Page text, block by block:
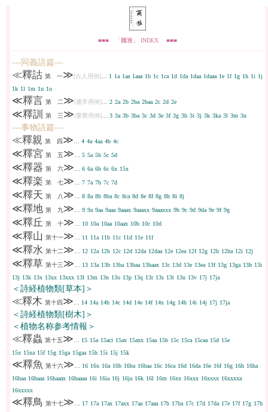
■■■ 「爾雅」 INDEX ■■■
---同義語篇---
≪釋詁 第 一≫[古人用例] 1 1a 1aa 1aaa 1b 1c 1ca 1d 1da 1daa 1daaa 1e 1f 1g 1h 1i 1j
1k 1l 1m 1n 1o
≪釋言 第 二≫[通常用例] 2 2a 2b 2ba 2baa 2c 2d 2e
≪釋訓 第 三≫[重畳用例] 3 3a 3b 3ba 3c 3d 3e 3f 3g 3h 3i 3j 3k 3ka 3l 3m 3n
---事物語篇---
≪釋親 第 四≫ 4 4a 4aa 4b 4c
≪釋宮 第 五≫ 5 5a 5b 5c 5d
≪釋器 第 六≫ 6 6a 6b 6c 6x 15x
≪釋楽 第 七≫ 7 7a 7b 7c 7d
≪釋天 第 八 ≫ 8 8a 8b 8ba 8c 8ca 8d 8e 8f 8g 8h 8i 8j
≪釋地 第 九≫ 9 9a 9aa 9aaa 9aaax 9aaaxx 9aaaxxx 9b 9c 9d 9da 9e 9f 9g
≪釋丘 第 十≫ 10 10a 10aa 10aax 10b 10c 10d
≪釋山 第十一≫ 11 11a 11b 11c 11d 11e 11f
≪釋水 第十二≫ 12 12a 12b 12c 12d 12da 12daa 12e 12ea 12f 12g 12h 12ha 12i 12j
≪釋草 第十三≫ 13 13a 13b 13ba 13baa 13baax 13c 13d 13e 13ea 13f 13g 13ga 13h 13i
13j 13k 13x 13xx 13xxx 13l 13m 13n 13o 13p 13q 13r 13s 13t 13u 13v 17j 17ja
＜詩経植物類[草本]＞
≪釋木 第十四≫ 14 14a 14b 14c 14d 14e 14f 14x 14g 14h 14i 14j 17j 17ja
＜詩経植物類[樹木]＞
＜植物名称参考情報＞
≪釋蟲 第十五≫ 15 15a 15aci 15ax 15axx 15aa 15b 15c 15ca 15caa 15d 15e
15x 15xa 15f 15g 15ga 15gaa 15h 15i 15j 15k
≪釋魚 第十六≫ 16 16x 16a 16b 16ba 16baa 16c 16ca 16d 16da 16e 16f 16g 16h 16ha
16haa 16haaa 16haaax 16haaaa 16i 16ia 16j 16ja 16k 16l 16m 16xx 16xxx 16xxxx 16xxxxa
16xxxxx
≪釋鳥 第十七≫ 17 17a 17ax 17axx 17aa 17aaa 17b 17ba 17c 17d 17da 17e 17f 17g 17h